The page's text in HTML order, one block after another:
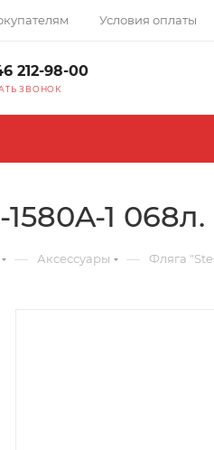
Условия оплаты
212-98-00
ЗВОНОК
1 068л.
— Аксессуары — Фляга